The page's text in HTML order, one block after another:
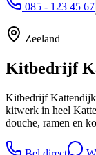
085 - 123 45 67
Zeeland
Kitbedrijf
Kitbedrijf
kitwerk in heel
douche, ramen en